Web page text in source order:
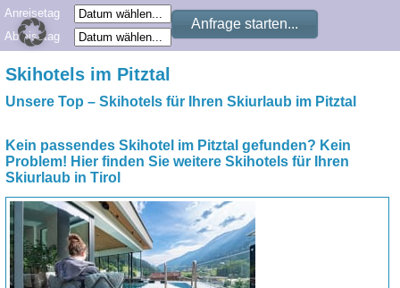
Anreisetag
Abreisetag
Skihotels im Pitztal
Unsere Top – Skihotels für Ihren Skiurlaub im Pitztal
Kein passendes Skihotel im Pitztal gefunden? Kein
Problem! Hier finden Sie weitere Skihotels für Ihren
Skiurlaub in Tirol